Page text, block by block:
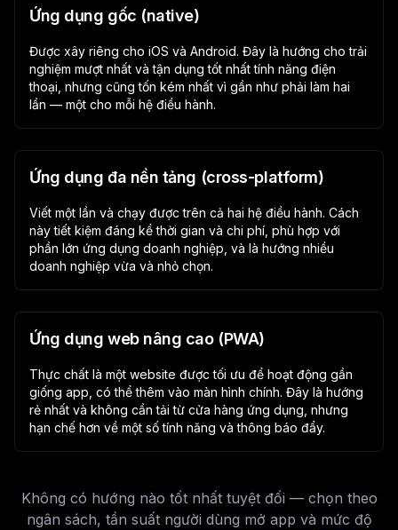
Ứng dụng gốc (native)
Được xây riêng cho iOS và Android. Đây là hướng cho trải
nghiệm mượt nhất và tận dụng tốt nhất tính năng điện
thoại, nhưng cũng tốn kém nhất vì gần như phải làm hai
lần — một cho mỗi hệ điều hành.
Ứng dụng đa nền tảng (cross-platform)
Viết một lần và chạy được trên cả hai hệ điều hành. Cách
này tiết kiệm đáng kể thời gian và chi phí, phù hợp với
phần lớn ứng dụng doanh nghiệp, và là hướng nhiều
doanh nghiệp vừa và nhỏ chọn.
Ứng dụng web nâng cao (PWA)
Thực chất là một website được tối ưu để hoạt động gần
giống app, có thể thêm vào màn hình chính. Đây là hướng
rẻ nhất và không cần tải từ cửa hàng ứng dụng, nhưng
hạn chế hơn về một số tính năng và thông báo đẩy.
Không có hướng nào tốt nhất tuyệt đối — chọn theo
ngân sách, tần suất người dùng mở app và mức độ